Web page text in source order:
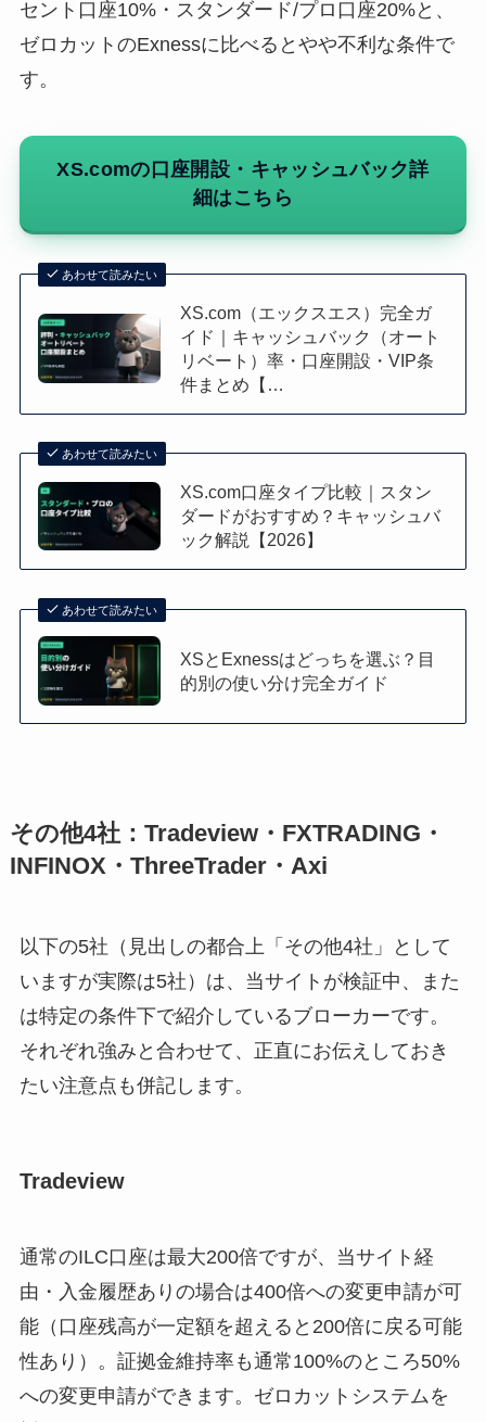
セント口座10%・スタンダード/プロ口座20%と、
ゼロカットのExnessに比べるとやや不利な条件で
す。
XS.comの口座開設・キャッシュバック詳
細はこちら
あわせて読みたい
XS.com（エックスエス）完全ガ
イド｜キャッシュバック（オート
リベート）率・口座開設・VIP条
件まとめ【…
あわせて読みたい
XS.com口座タイプ比較｜スタン
ダードがおすすめ？キャッシュバ
ック解説【2026】
あわせて読みたい
XSとExnessはどっちを選ぶ？目
的別の使い分け完全ガイド
その他4社：Tradeview・FXTRADING・
INFINOX・ThreeTrader・Axi
以下の5社（見出しの都合上「その他4社」として
いますが実際は5社）は、当サイトが検証中、また
は特定の条件下で紹介しているブローカーです。
それぞれ強みと合わせて、正直にお伝えしておき
たい注意点も併記します。
Tradeview
通常のILC口座は最大200倍ですが、当サイト経
由・入金履歴ありの場合は400倍への変更申請が可
能（口座残高が一定額を超えると200倍に戻る可能
性あり）。証拠金維持率も通常100%のところ50%
への変更申請ができます。ゼロカットシステムを